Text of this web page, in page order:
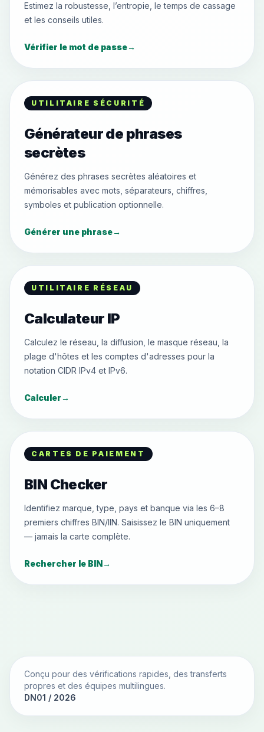
Estimez la robustesse, l’entropie, le temps de cassage
et les conseils utiles.
Vérifier le mot de passe→
UTILITAIRE SÉCURITÉ
Générateur de phrases
secrètes
Générez des phrases secrètes aléatoires et
mémorisables avec mots, séparateurs, chiffres,
symboles et publication optionnelle.
Générer une phrase→
UTILITAIRE RÉSEAU
Calculateur IP
Calculez le réseau, la diffusion, le masque réseau, la
plage d'hôtes et les comptes d'adresses pour la
notation CIDR IPv4 et IPv6.
Calculer→
CARTES DE PAIEMENT
BIN Checker
Identifiez marque, type, pays et banque via les 6–8
premiers chiffres BIN/IIN. Saisissez le BIN uniquement
— jamais la carte complète.
Rechercher le BIN→
Conçu pour des vérifications rapides, des transferts
propres et des équipes multilingues.
DN01 / 2026